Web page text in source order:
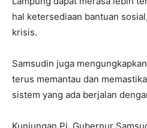
hal ketersediaan bantuan
krisis.
Samsudin juga
terus memantau dan
sistem yang ada berjalan